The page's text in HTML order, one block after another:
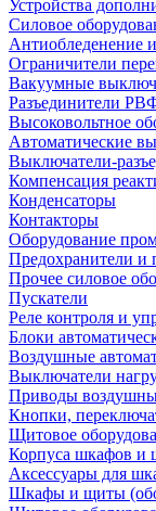
Устройства
Силовое
Антиобледенение
Ограничители
Вакуумные
Разъединители
Высоковольтное
Автоматические
Выключатели-
Компенсация
Конденсаторы
Контакторы
Оборудование
Предохранители и
Прочее силовое
Пускатели
Реле контроля и
Блоки
Воздушные
Выключатели
Приводы
Кнопки,
Щитовое
Корпуса шкафов и
Аксессуары для
Шкафы и щиты